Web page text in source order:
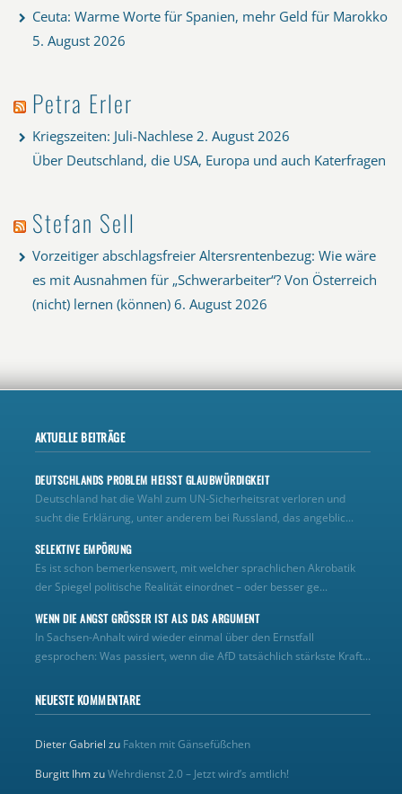
Ceuta: Warme Worte für Spanien, mehr Geld für Marokko
5. August 2026
Petra Erler
Kriegszeiten: Juli-Nachlese 2. August 2026
Über Deutschland, die USA, Europa und auch Katerfragen
Stefan Sell
Vorzeitiger abschlagsfreier Altersrentenbezug: Wie wäre
es mit Ausnahmen für „Schwerarbeiter“? Von Österreich
(nicht) lernen (können) 6. August 2026
AKTUELLE BEITRÄGE
DEUTSCHLANDS PROBLEM HEISST GLAUBWÜRDIGKEIT
Deutschland hat die Wahl zum UN‑Sicherheitsrat verloren und
sucht die Erklärung, unter anderem bei Russland, das angeblic...
SELEKTIVE EMPÖRUNG
Es ist schon bemerkenswert, mit welcher sprachlichen Akrobatik
der Spiegel politische Realität einordnet – oder besser ge...
WENN DIE ANGST GRÖSSER IST ALS DAS ARGUMENT
In Sachsen-Anhalt wird wieder einmal über den Ernstfall
gesprochen: Was passiert, wenn die AfD tatsächlich stärkste Kraft...
NEUESTE KOMMENTARE
Dieter Gabriel zu Fakten mit Gänsefüßchen
Burgitt IhmzuWehrdienst 2.0 – Jetzt wird’s amtlich!